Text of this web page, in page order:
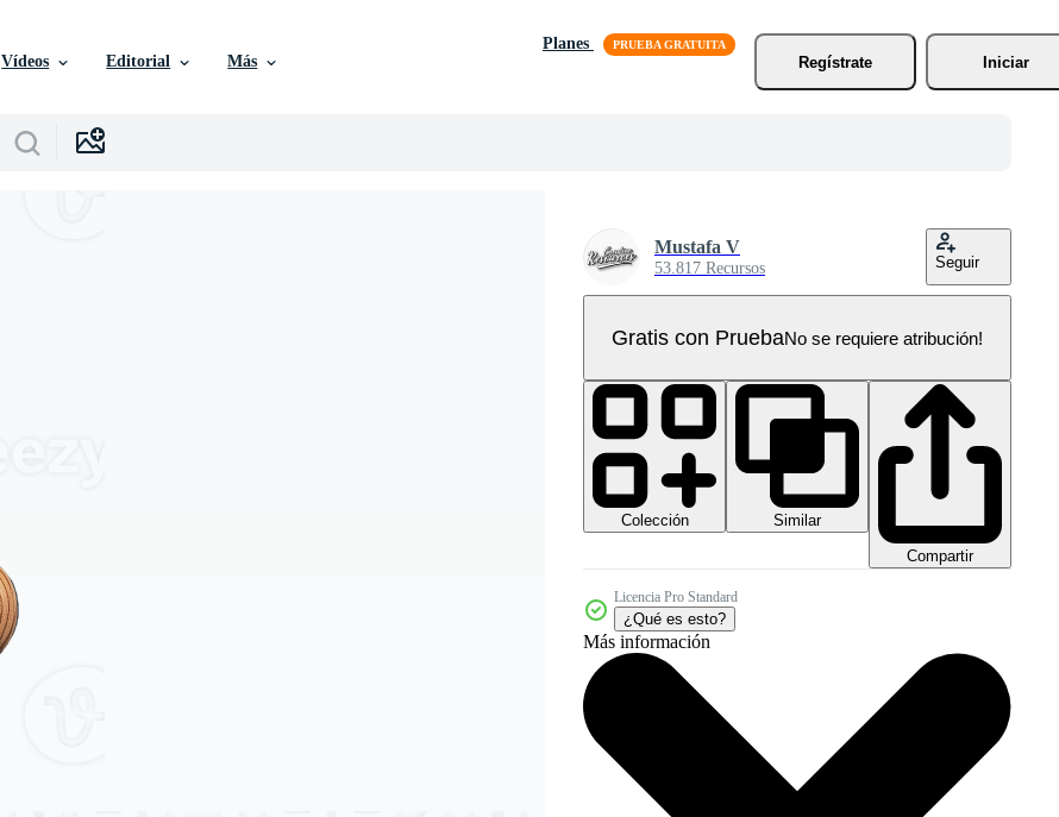
Vídeos Editorial Más
Planes
Regístrate
Iniciar
Mustafa V
53.817 Recursos Seguir
Gratis con PruebaNo se requiere atribución!
Colección
Similar
Compartir
Licencia Pro Standard
¿Qué es esto?
Más información